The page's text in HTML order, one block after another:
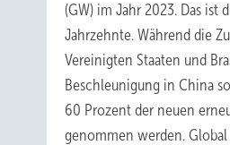
(GW) im Jahr 2023. Das ist
Jahrzehnte. Während die
Vereinigten Staaten und
Beschleunigung in China
60 Prozent der neuen
genommen werden.